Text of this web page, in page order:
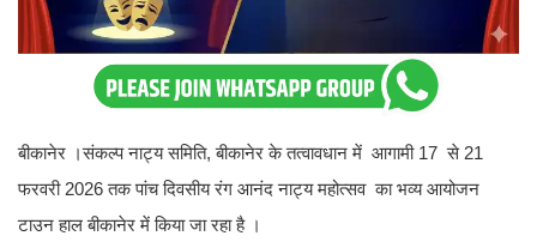
बीकानेर ।संकल्प नाट्य समिति, बीकानेर के तत्वावधान में आगामी 17 से 21
फरवरी 2026 तक पांच दिवसीय रंग आनंद नाट्य महोत्सव का भव्य आयोजन
टाउन हाल बीकानेर में किया जा रहा है ।